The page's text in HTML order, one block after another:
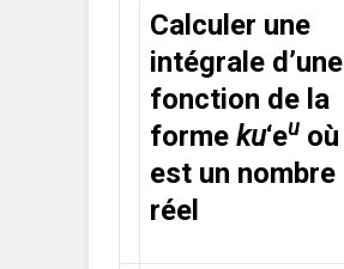
Calculer une
intégrale d’une
fonction de la
forme ku‘eu où
est un nombre
réel